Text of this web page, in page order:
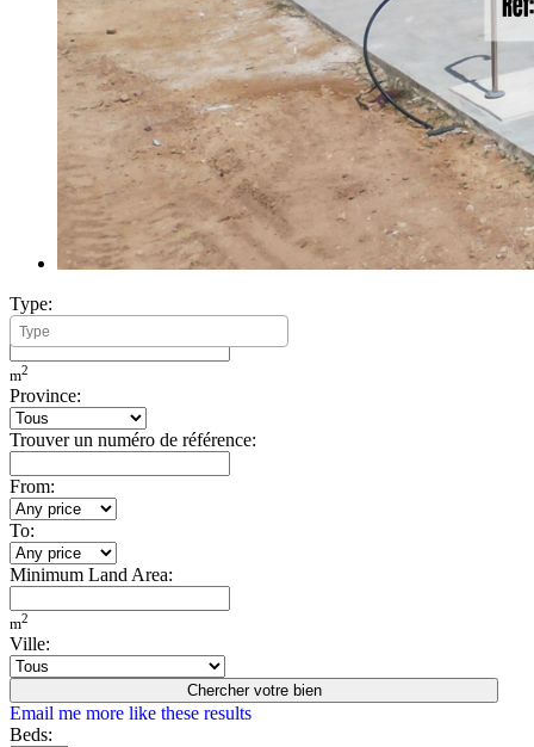
Type:
Minimum Build Area:
m2
Province:
Trouver un numéro de référence:
From:
To:
Minimum Land Area:
m2
Ville:
Chercher votre bien
Email me more like these results
Beds: